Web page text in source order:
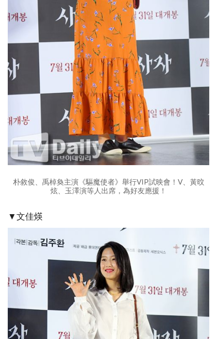
朴敘俊、禹棹奐主演《驅魔使者》舉行VIP試映會！V、黃旼
炫、玉澤演等人出席，為好友應援！
▼文佳煐